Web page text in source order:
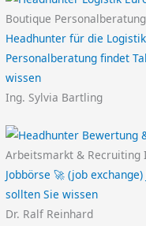
Boutique
Headhunter für die
Personalberatung findet
wissen
Ing. Sylvia Bartling
Arbeitsmarkt & Recruiting
Jobbörse 🚀 (job
sollten Sie wissen
Dr. Ralf Reinhard